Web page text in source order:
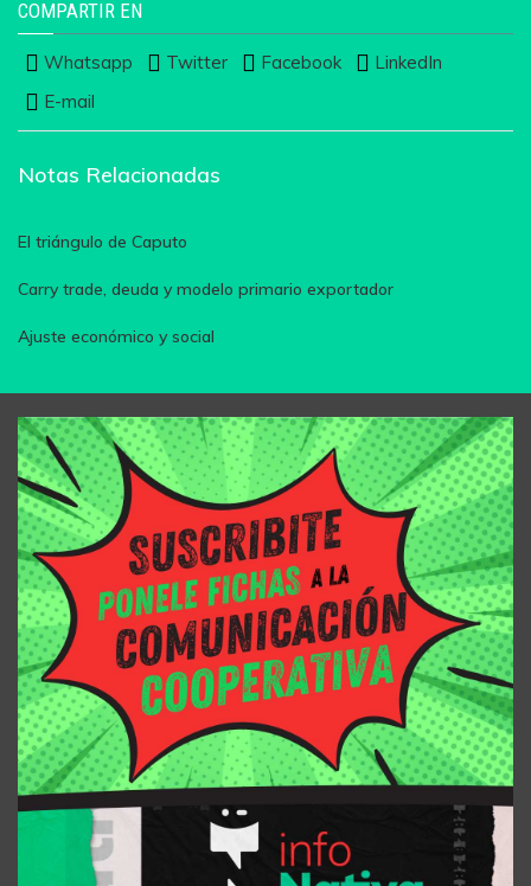
COMPARTIR EN
Whatsapp Twitter Facebook
LinkedIn
E-mail
Notas Relacionadas
El triángulo de Caputo
Carry trade, deuda y modelo primario exportador
Ajuste económico y social